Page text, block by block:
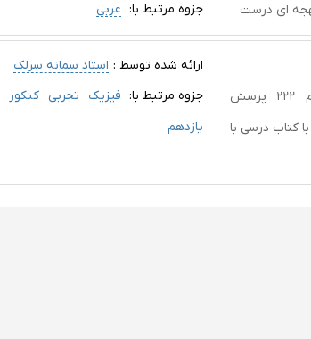
اى درست
جزوه مرتبط با: عربی
درس‌نامه‌ای منطبق با کتاب درسى فیزیک پایۀ یازدهم ۲۲۲ پرسش
منطبق با کتاب درسی با
ارائه شده توسط : استاد سمانه سرلک
جزوه مرتبط با: فیزیک تجربی کنکور
یازدهم